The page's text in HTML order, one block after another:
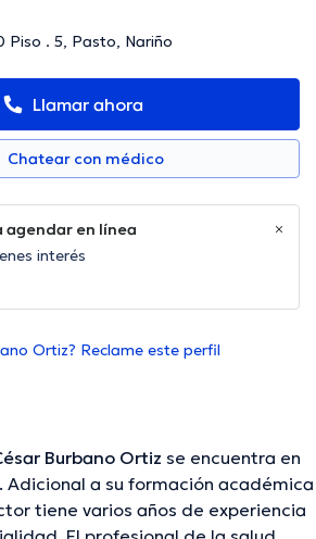
Piso . 5, Pasto, Nariño
Llamar ahora
Chatear con médico
agendar en línea
interés
Ortiz? Reclame este perfil
Burbano Ortiz se encuentra en
Adicional a su formación académica
tiene varios años de experiencia